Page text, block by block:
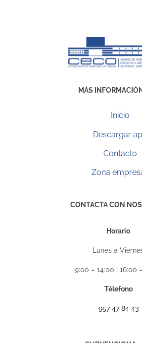
MÁS INFORMACIÓN
Inicio
Descargar
Contacto
Zona
CONTACTA CON
Horario
Lunes a
9:00 – 14:00 | 16:00
Télefono
957 47 84 43